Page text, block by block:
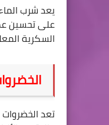
يعد شرب
على تحسين
السكرية
تعد